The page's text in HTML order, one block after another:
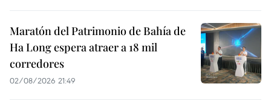
Maratón del Patrimonio de Bahía de
Ha Long espera atraer a 18 mil
corredores
02/08/2026 21:49